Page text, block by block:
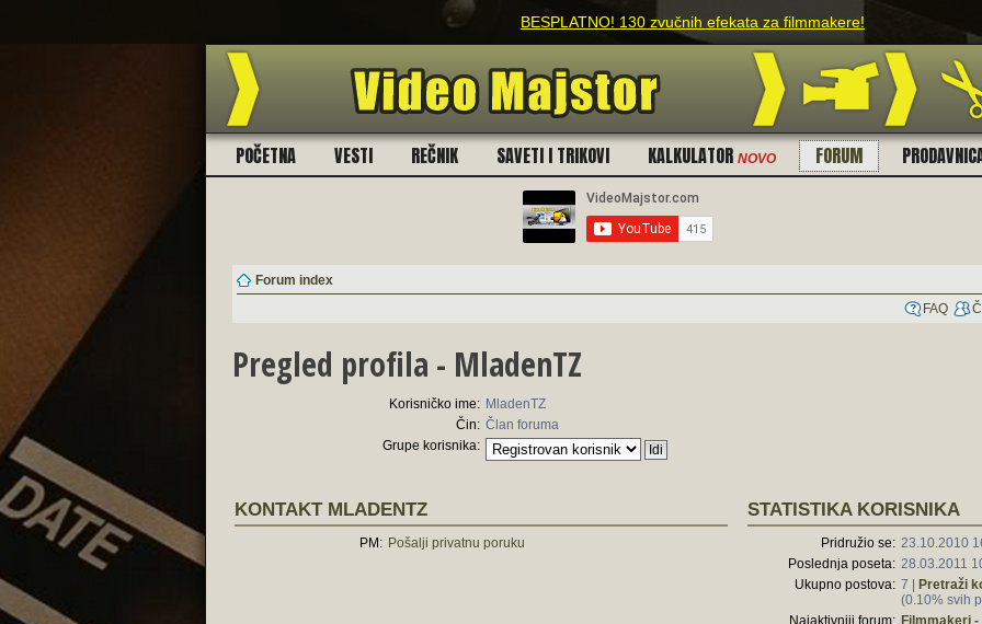
BESPLATNO! 130 zvučnih efekata za filmmakere!
POČETNA VESTI REČNIK SAVETI I TRIKOVI KALKULATOR NOVO FORUM
Forum index
FAQ
Pregled profila - MladenTZ
Korisničko ime: MladenTZ
Čin: Član foruma
Grupe korisnika:
KONTAKT MLADENTZ
PM: Pošalji privatnu poruku
STATISTIKA KORISNIKA
Pridružio se: 23.10.2010
Poslednja poseta: 28.03.2011
Ukupno postova: 7 |
Pretraži
(0.10% svih